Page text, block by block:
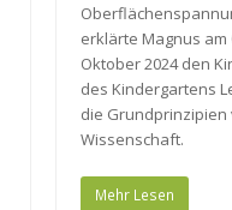
erklärte Magnus am
Oktober 2024 den
des Kindergartens
die Grundprinzipien
Wissenschaft.
Mehr Lesen